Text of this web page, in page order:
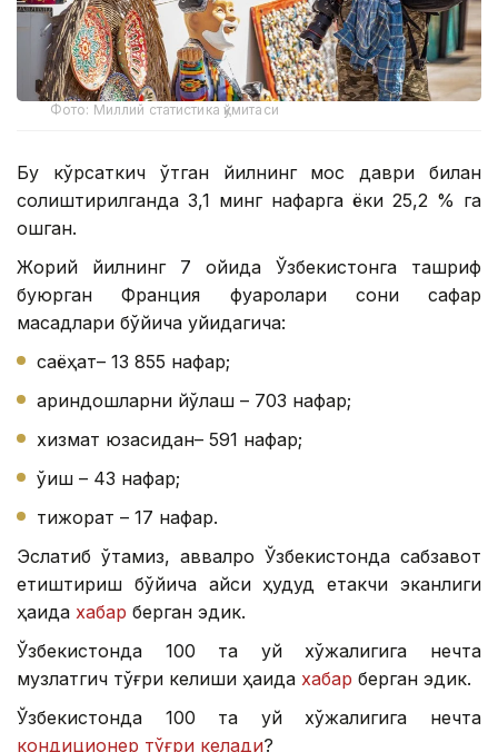
Фото: Миллий статистика қўмитаси
Бу кўрсаткич ўтган йилнинг мос даври билан
солиштирилганда 3,1 минг нафарга ёки 25,2 % га
ошган.
Жорий йилнинг 7 ойида Ўзбекистонга ташриф
буюрган Франция фуқаролари сони сафар
мақсадлари бўйича қуйидагича:
саёҳат– 13 855 нафар;
қариндошларни йўқлаш – 703 нафар;
хизмат юзасидан– 591 нафар;
ўқиш – 43 нафар;
тижорат – 17 нафар.
Эслатиб ўтамиз, аввалроқ Ўзбекистонда сабзавот
етиштириш бўйича қайси ҳудуд етакчи эканлиги
ҳақида хабар берган эдик.
Ўзбекистонда 100 та уй хўжалигига нечта
музлатгич тўғри келиши ҳақида хабар берган эдик.
Ўзбекистонда 100 та уй хўжалигига нечта
кондиционер тўғри келади?